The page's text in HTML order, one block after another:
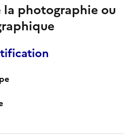
photographie ou